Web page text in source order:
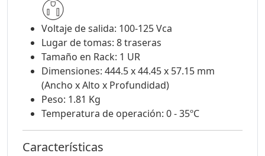
Voltaje de salida: 100-125 Vca
Lugar de tomas: 8 traseras
Tamaño en Rack: 1 UR
Dimensiones: 444.5 x 44.45 x 57.15 mm
(Ancho x Alto x Profundidad)
Peso: 1.81 Kg
Temperatura de operación: 0 - 35ºC
Características